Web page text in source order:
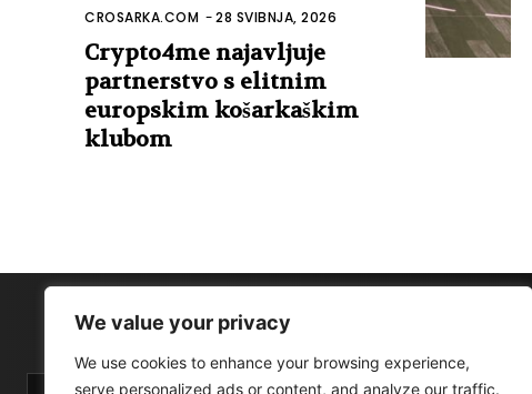
We value your privacy
We use cookies to enhance your browsing experience,
serve personalized ads or content, and analyze our traffic.
CROSARKA.COM -28 SVIBNJA, 2026
Crypto4me najavljuje
partnerstvo s elitnim
europskim košarkaškim
klubom